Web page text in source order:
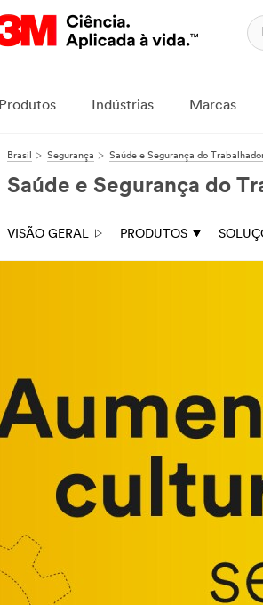
Produtos Indústrias Marcas
Brasil Segurança Saúde e Segurança do
Saúde e Segurança do
VISÃO GERAL PRODUTOS